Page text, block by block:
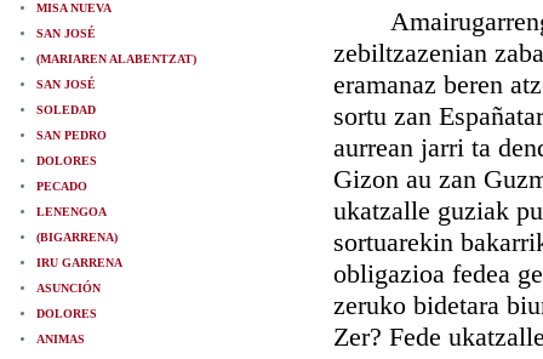
MISA NUEVA
SAN JOSÉ
(MARIAREN ALABENTZAT)
SAN JOSÉ
SOLEDAD
SAN PEDRO
DOLORES
PECADO
LENENGOA
(BIGARRENA)
IRU GARRENA
ASUNCIÓN
DOLORES
ANIMAS
Amairugarrengo
zebiltzazenian
eramanaz beren
sortu zan
aurrean jarri ta
Gizon au zan
ukatzalle guziak
sortuarekin
obligazioa fedea
zeruko bidetara
Zer? Fede